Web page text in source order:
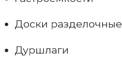
Доски разделочные
Дуршлаги